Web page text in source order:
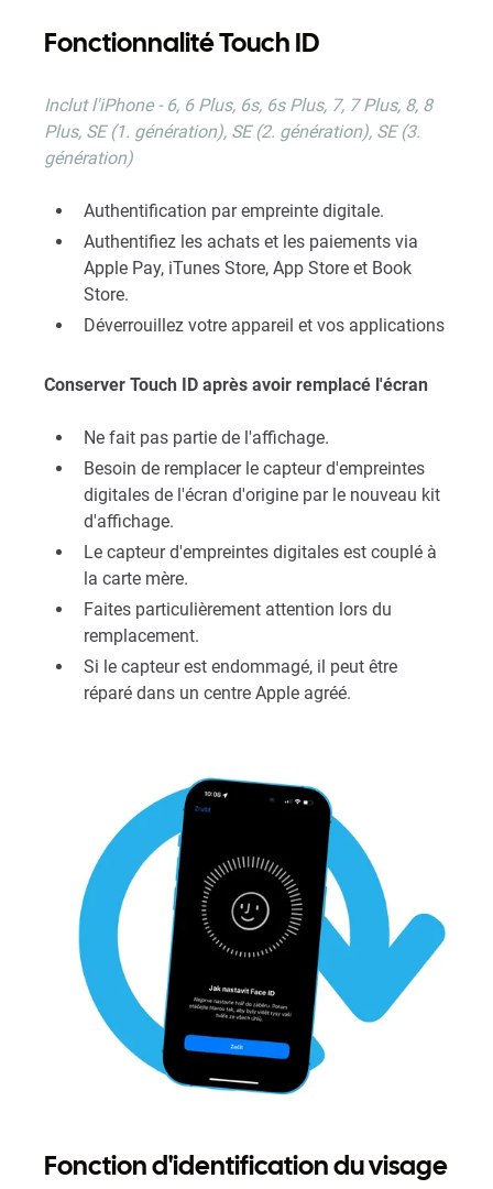
Fonctionnalité Touch ID
Inclut l'iPhone - 6, 6 Plus, 6s, 6s Plus, 7, 7 Plus, 8, 8
Plus, SE (1. génération), SE (2. génération), SE (3.
génération)
Authentification par empreinte digitale.
Authentifiez les achats et les paiements via
Apple Pay, iTunes Store, App Store et Book
Store.
Déverrouillez votre appareil et vos applications
Conserver Touch ID après avoir remplacé l'écran
Ne fait pas partie de l'affichage.
Besoin de remplacer le capteur d'empreintes
digitales de l'écran d'origine par le nouveau kit
d'affichage.
Le capteur d'empreintes digitales est couplé à
la carte mère.
Faites particulièrement attention lors du
remplacement.
Si le capteur est endommagé, il peut être
réparé dans un centre Apple agréé.
Fonction d'identification du visage